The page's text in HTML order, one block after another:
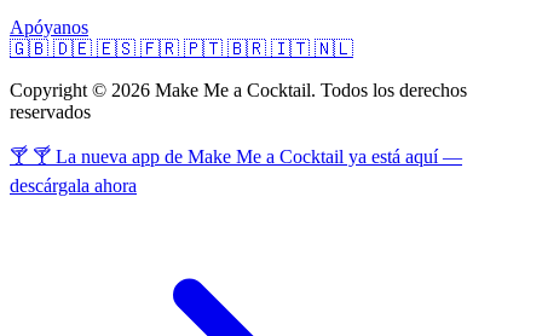
Apóyanos
🇬🇧 🇩🇪 🇪🇸 🇫🇷 🇵🇹 🇧🇷 🇮🇹 🇳🇱
Copyright © 2026 Make Me a Cocktail. Todos los derechos
reservados
🍸 🍸 La nueva app de Make Me a Cocktail ya está aquí —
descárgala ahora